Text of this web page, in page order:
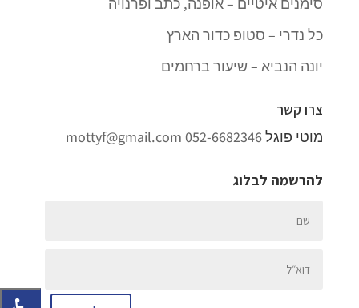
כל נדרי – סטופ כדור הארץ
יונה הנביא – שיעור ברחמים
צרו קשר
מוטי פוגל052-6682346
mottyf@gmail.com
להרשמה לבלוג